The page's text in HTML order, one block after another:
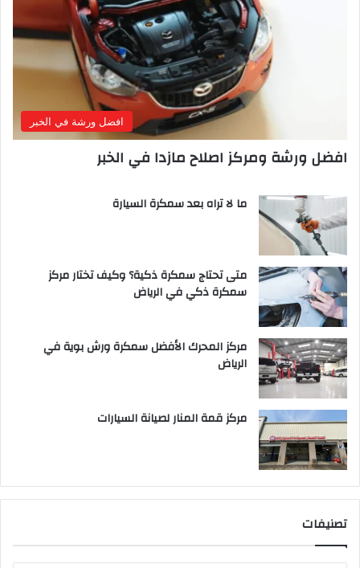
افضل ورشة في الخبر
افضل ورشة ومركز اصلاح مازدا في الخبر
ما لا تراه بعد سمكرة السيارة
متى تحتاج سمكرة ذكية؟ وكيف تختار مركز
سمكرة ذكي في الرياض
مركز المحرك الأفضل سمكرة ورش بوية في
الرياض
مركز قمة المنار لصيانة السيارات
تصنيفات